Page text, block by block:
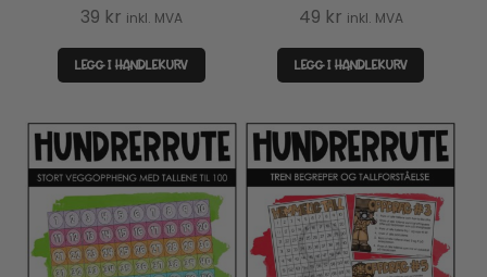
39 kr inkl. MVA
LEGG I HANDLEKURV
49 kr inkl. MVA
LEGG I HANDLEKURV